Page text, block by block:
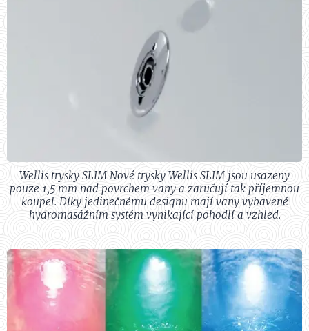
Wellis trysky SLIM Nové trysky Wellis SLIM jsou usazeny
pouze 1,5 mm nad povrchem vany a zaručují tak příjemnou
koupel. Díky jedinečnému designu mají vany vybavené
hydromasážním systém vynikající pohodlí a vzhled.